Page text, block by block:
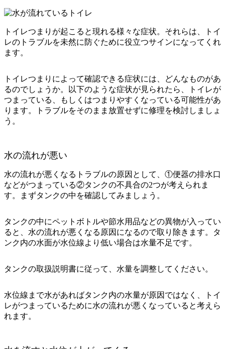
トイレつまりが起こると現れる様々な症状。それらは、トイ
レのトラブルを未然に防ぐために役立つサインになってくれ
ます。
トイレつまりによって確認できる症状には、どんなものがあ
るのでしょうか。以下のような症状が見られたら、トイレが
つまっている、もしくはつまりやすくなっている可能性があ
ります。トラブルをそのまま放置せずに修理を検討しましょ
う。
水の流れが悪い
水の流れが悪くなるトラブルの原因として、①便器の排水口
などがつまっている②タンクの不具合の2つが考えられま
す。まずタンクの中を確認してみましょう。
タンクの中にペットボトルや節水用品などの異物が入ってい
る と、水の流れが悪くなる原因になるので取り除きます。タ
ンク内の水面が水位線より低い場合は水量不足です。
タンクの取扱説明書に従って、水量を調整してください。
水位線まで水があればタンク内の水量が原因ではなく、トイ
レがつまっているために水の流れが悪くなっていると考えら
れます。